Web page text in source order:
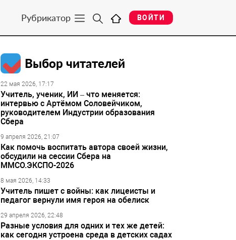
Рубрикатор ВОЙТИ
Выбор читателей
22 мая 2026, 17:17
Учитель, ученик, ИИ – что меняется:
интервью с Артёмом Соловейчиком,
руководителем Индустрии образования
Сбера
9 апреля 2026, 21:07
Как помочь воспитать автора своей жизни,
обсудили на сессии Сбера на
ММСО.ЭКСПО-2026
8 мая 2026, 14:33
Учитель пишет с войны: как лицеисты и
педагог вернули имя героя на обелиск
29 апреля 2026, 22:48
Разные условия для одних и тех же детей:
как сегодня устроена среда в детских садах